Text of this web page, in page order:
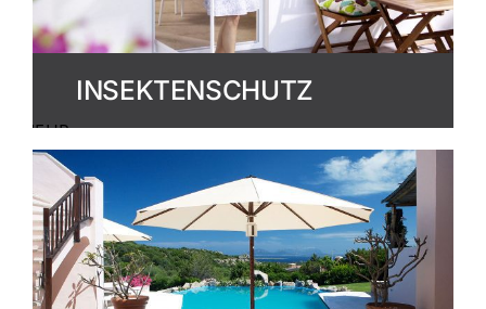
INSEKTENSCHUTZ
MEHR
ERFAHREN